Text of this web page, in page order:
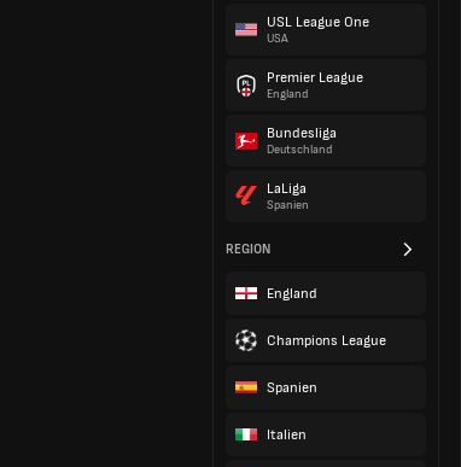
USL League One
USA
Premier League
England
Bundesliga
Deutschland
LaLiga
Spanien
REGION
England
Champions League
Spanien
Italien